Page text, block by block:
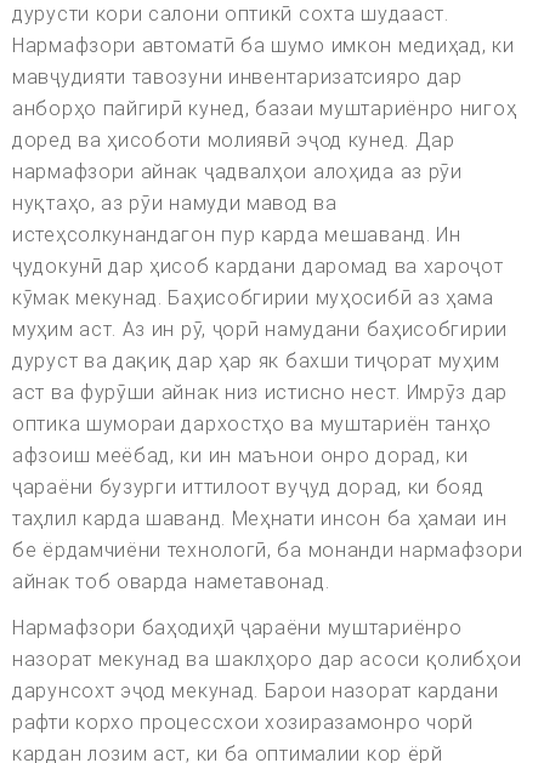
дурусти кори салони оптикӣ сохта шудааст.
Нармафзори автоматӣ ба шумо имкон медиҳад, ки
мавҷудияти тавозуни инвентаризатсияро дар
анборҳо пайгирӣ кунед, базаи муштариёнро нигоҳ
доред ва ҳисоботи молиявӣ эҷод кунед. Дар
нармафзори айнак ҷадвалҳои алоҳида аз рӯи
нуқтаҳо, аз рӯи намуди мавод ва
истеҳсолкунандагон пур карда мешаванд. Ин
ҷудокунӣ дар ҳисоб кардани даромад ва хароҷот
кӯмак мекунад. Баҳисобгирии муҳосибӣ аз ҳама
муҳим аст. Аз ин рӯ, ҷорӣ намудани баҳисобгирии
дуруст ва дақиқ дар ҳар як бахши тиҷорат муҳим
аст ва фурӯши айнак низ истисно нест. Имрӯз дар
оптика шумораи дархостҳо ва муштариён танҳо
афзоиш меёбад, ки ин маънои онро дорад, ки
ҷараёни бузурги иттилоот вуҷуд дорад, ки бояд
таҳлил карда шаванд. Меҳнати инсон ба ҳамаи ин
бе ёрдамчиёни технологӣ, ба монанди нармафзори
айнак тоб оварда наметавонад.
Нармафзори баҳодиҳӣ ҷараёни муштариёнро
назорат мекунад ва шаклҳоро дар асоси қолибҳои
дарунсохт эҷод мекунад. Барои назорат кардани
рафти корхо процессхои хозиразамонро чорй
кардан лозим аст, ки ба оптималии кор ёрй